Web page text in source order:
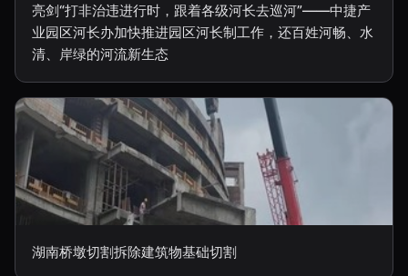
亮剑“打非治违进行时，跟着各级河长去巡河”——中捷产
业园区河长办加快推进园区河长制工作，还百姓河畅、水
清、岸绿的河流新生态
湖南桥墩切割拆除建筑物基础切割